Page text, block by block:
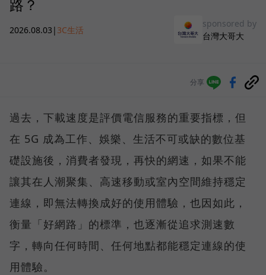
路？
2026.08.03 | 3C生活
sponsored by
台灣大哥大
分享
過去，下載速度是評價電信服務的重要指標，但
在 5G 成為工作、娛樂、生活不可或缺的數位基
礎設施後，消費者發現，再快的網速，如果不能
讓其在人潮聚集、高速移動或室內空間維持穩定
連線，即無法轉換成好的使用體驗，也因如此，
衡量「好網路」的標準，也逐漸從追求測速數
字，轉向任何時間、任何地點都能穩定連線的使
用體驗。